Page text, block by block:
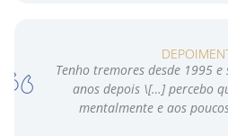
Tenho tremores desde 1995
anos depois \[…] percebo
mentalmente e aos